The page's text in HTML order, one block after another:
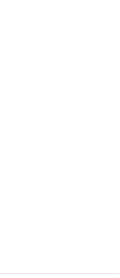
панель мониторинга
запроса в течение 30
автоматическое обновление.